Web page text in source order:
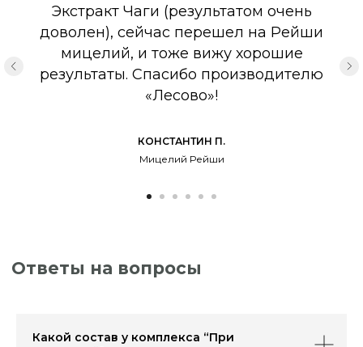
Экстракт Чаги (результатом очень
доволен), сейчас перешел на Рейши
мицелий, и тоже вижу хорошие
результаты. Спасибо производителю
«Лесово»!
КОНСТАНТИН П.
Мицелий Рейши
Какой состав у комплекса “При
Мы доставляем наши продукты по всей